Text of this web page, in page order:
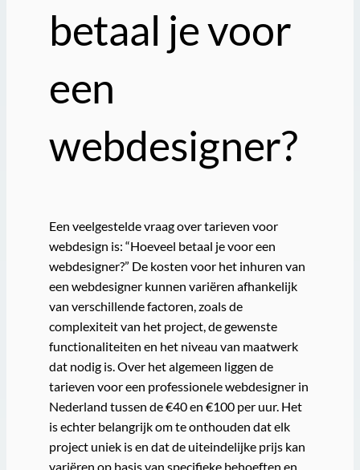
betaal je voor
een
webdesigner?
Een veelgestelde vraag over tarieven voor
webdesign is: “Hoeveel betaal je voor een
webdesigner?” De kosten voor het inhuren van
een webdesigner kunnen variëren afhankelijk
van verschillende factoren, zoals de
complexiteit van het project, de gewenste
functionaliteiten en het niveau van maatwerk
dat nodig is. Over het algemeen liggen de
tarieven voor een professionele webdesigner in
Nederland tussen de €40 en €100 per uur. Het
is echter belangrijk om te onthouden dat elk
project uniek is en dat de uiteindelijke prijs kan
variëren op basis van specifieke behoeften en